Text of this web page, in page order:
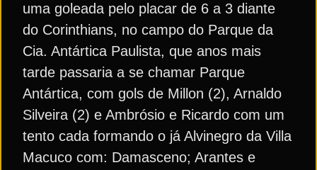
uma goleada pelo placar de 6 a 3 diante
do Corinthians, no campo do Parque da
Cia. Antártica Paulista, que anos mais
tarde passaria a se chamar Parque
Antártica, com gols de Millon (2), Arnaldo
Silveira (2) e Ambrósio e Ricardo com um
tento cada formando o já Alvinegro da Villa
Macuco com: Damasceno; Arantes e